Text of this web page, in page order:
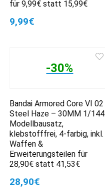
für 9,99€ statt 15,99€
9,99€
-30%
Bandai Armored Core VI 02
Steel Haze – 30MM 1/144
Modellbausatz,
klebstofffrei, 4-farbig, inkl.
Waffen &
Erweiterungsteilen für
28,90€ statt 41,53€
28,90€